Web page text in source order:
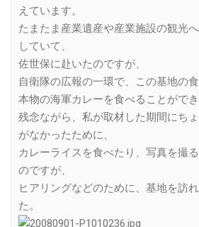
えています。
たまたま産業遺産や産業施設の観光
していて、
佐世保に赴いたのですが、
自衛隊の広報の一環で、この基地の食
本物の海軍カレーを食べることができ
残念ながら、私が取材した期間にち
がなかったために、
カレーライスを食べたり、写真を撮
のですが、
ヒアリングなどのために、基地を訪
た。